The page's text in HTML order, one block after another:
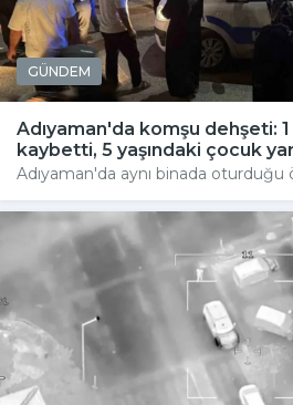
GÜNDEM
Adıyaman'da komşu dehşeti: 1
kaybetti, 5 yaşındaki çocuk
Adıyaman'da aynı binada oturduğu